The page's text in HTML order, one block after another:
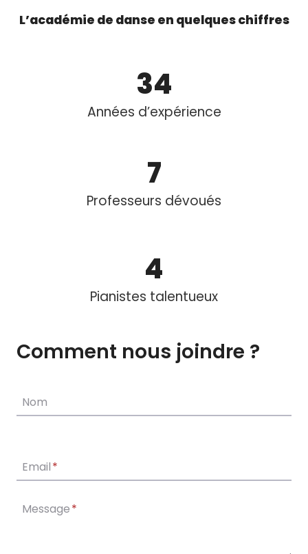
L’académie de danse en quelques chiffres
34
Années d’expérience
7
Professeurs dévoués
4
Pianistes talentueux
Comment nous joindre ?
Nom
Email*
Message*